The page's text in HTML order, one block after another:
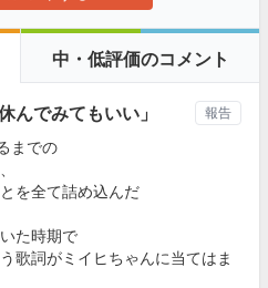
中・低評価のコメント
んでみてもいい」
までの
を全て詰め込んだ
た時期で
歌詞がミイヒちゃんに当てはま
報告